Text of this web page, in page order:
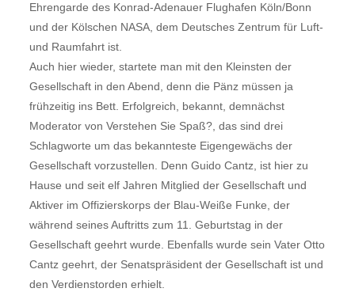
Ehrengarde des Konrad-Adenauer Flughafen Köln/Bonn
und der Kölschen NASA, dem Deutsches Zentrum für Luft-
und Raumfahrt ist.
Auch hier wieder, startete man mit den Kleinsten der
Gesellschaft in den Abend, denn die Pänz müssen ja
frühzeitig ins Bett. Erfolgreich, bekannt, demnächst
Moderator von Verstehen Sie Spaß?, das sind drei
Schlagworte um das bekannteste Eigengewächs der
Gesellschaft vorzustellen. Denn Guido Cantz, ist hier zu
Hause und seit elf Jahren Mitglied der Gesellschaft und
Aktiver im Offizierskorps der Blau-Weiße Funke, der
während seines Auftritts zum 11. Geburtstag in der
Gesellschaft geehrt wurde. Ebenfalls wurde sein Vater Otto
Cantz geehrt, der Senatspräsident der Gesellschaft ist und
den Verdienstorden erhielt.